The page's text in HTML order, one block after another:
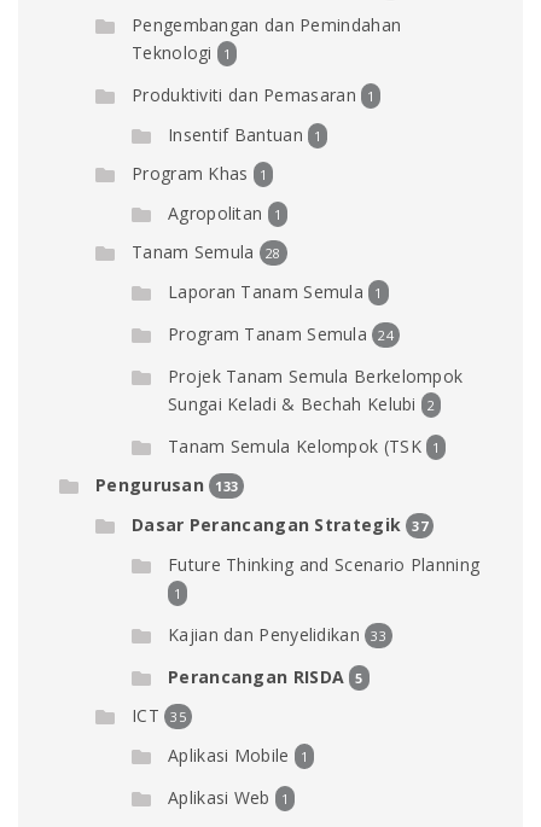
Pengembangan dan Pemindahan
Teknologi
1
Produktiviti dan Pemasaran 1
Insentif Bantuan 1
Program Khas 1
Agropolitan 1
Tanam Semula 28
Laporan Tanam Semula 1
Program Tanam Semula 24
Projek Tanam Semula Berkelompok
Sungai Keladi & Bechah Kelubi
2
Tanam Semula Kelompok (TSK 1
Pengurusan 133
Dasar Perancangan Strategik 37
Future Thinking and Scenario Planning
1
Kajian dan Penyelidikan 33
Perancangan RISDA 5
ICT 35
Aplikasi Mobile 1
Aplikasi Web 1